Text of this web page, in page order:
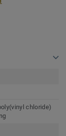
chloride)